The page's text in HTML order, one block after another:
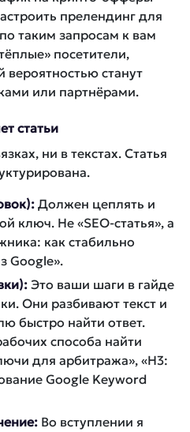
прелендинг для
таким запросам к вам
посетители,
вероятностью станут
или партнёрами.
статьи
ни в текстах. Статья
Должен цеплять и
ключ. Не «SEO-статья», а
как стабильно
Google».
Это ваши шаги в гайде
Они разбивают текст и
быстро найти ответ.
способа найти
для арбитража», «H3:
Google Keyword
Во вступлении я